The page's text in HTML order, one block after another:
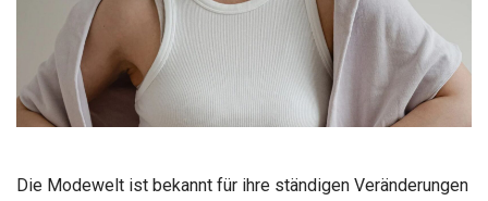
Die Modewelt ist bekannt für ihre ständigen Veränderungen